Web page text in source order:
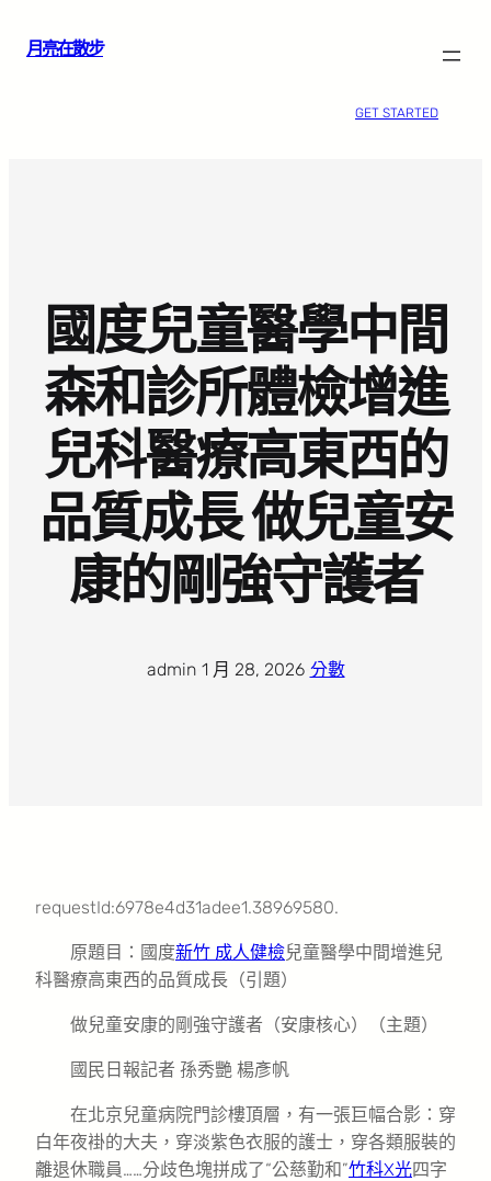
月亮在散步
GET STARTED
國度兒童醫學中間
森和診所體檢增進
兒科醫療高東西的
品質成長 做兒童安
康的剛強守護者
admin· 1 月 28, 2026· 分數
requestId:6978e4d31adee1.38969580.
原題目：國度新竹 成人健檢兒童醫學中間增進兒
科醫療高東西的品質成長（引題）
做兒童安康的剛強守護者（安康核心）（主題）
國民日報記者 孫秀艷 楊彥帆
在北京兒童病院門診樓頂層，有一張巨幅合影：穿
白年夜褂的大夫，穿淡紫色衣服的護士，穿各類服裝的
離退休職員……分歧色塊拼成了“公慈勤和”竹科X光四字